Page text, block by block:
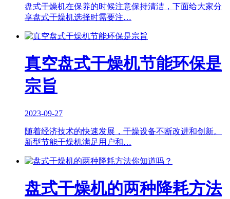
盘式干燥机在保养的时候注意保持清洁，下面给大家分
享盘式干燥机选择时需要注…
真空盘式干燥机节能环保是
宗旨
2023-09-27
随着经济技术的快速发展，干燥设备不断改进和创新。
新型节能干燥机满足用户和…
盘式干燥机的两种降耗方法